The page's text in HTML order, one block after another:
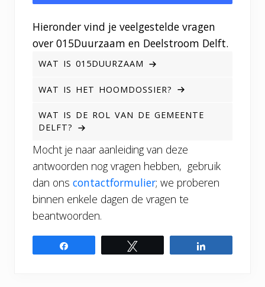
Hieronder vind je veelgestelde vragen
over 015Duurzaam en Deelstroom Delft.
WAT IS 015DUURZAAM
WAT IS HET HOOMDOSSIER?
WAT IS DE ROL VAN DE GEMEENTE
DELFT?
Mocht je naar aanleiding van deze
antwoorden nog vragen hebben, gebruik
dan ons contactformulier; we proberen
binnen enkele dagen de vragen te
beantwoorden.